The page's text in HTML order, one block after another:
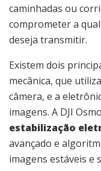
caminhadas ou
comprometer a
deseja transmitir.
Existem dois
mecânica, que
câmera, e a
imagens. A DJI
estabilização
avançado e
imagens estáveis e